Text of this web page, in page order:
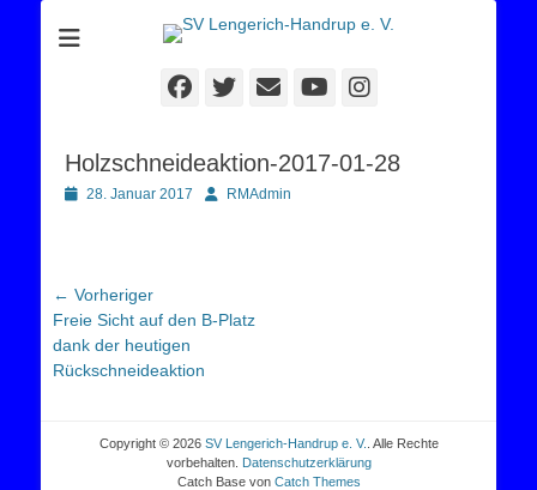
SV Lengerich-
Handrup e. V.
Sportverein Lengerich Handrup
Facebook
Twitter
E-
YouTube
Instagram
Holzschneideaktion-2017-01-28
Posted28. Januar 2017 AutorRMAdmin
Beitragsnavigation
← Vorheriger
Vorheriger
Beitrag:
Freie Sicht auf den B-Platz
dank der heutigen
Rückschneideaktion
Copyright © 2026 SV Lengerich-Handrup e. V. . Alle Rechte
vorbehalten. Datenschutzerklärung
Catch Base von Catch Themes